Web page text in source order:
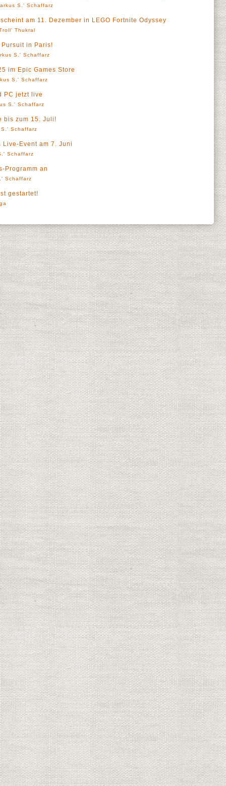
S.' Schaffarz
am 11. Dezember in LEGO Fortnite Odyssey
Thukral
in Paris!
S.' Schaffarz
im Epic Games Store
S.' Schaffarz
PC jetzt live
S.' Schaffarz
bis zum 15. Juli!
S.' Schaffarz
Live-Event am 7. Juni
Schaffarz
Programm an
Schaffarz
gestartet!